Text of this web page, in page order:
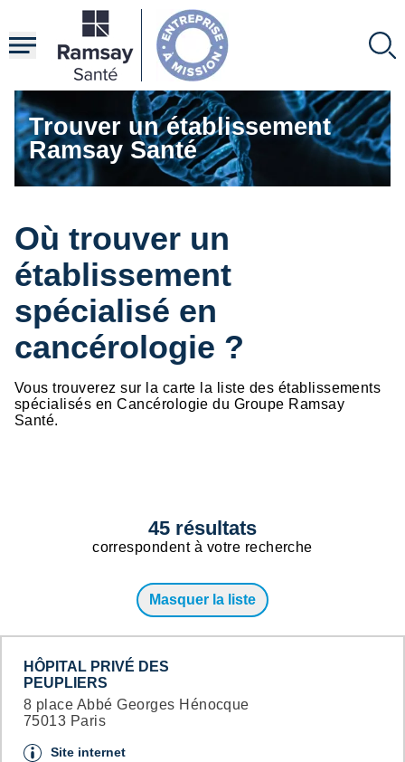
contenu
principal
Trouver un établissement
Ramsay Santé
Où trouver un
établissement
spécialisé en
cancérologie ?
Vous trouverez sur la carte la liste des établissements
spécialisés en Cancérologie du Groupe Ramsay
Santé.
45 résultats
correspondentà votre recherche
Masquer la liste
HÔPITAL PRIVÉ DES
PEUPLIERS
8 place Abbé Georges Hénocque
75013 Paris
Site internet